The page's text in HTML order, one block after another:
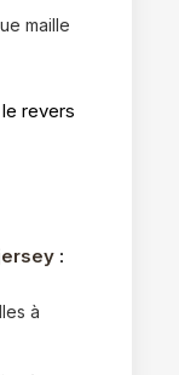
maille
revers
:
à